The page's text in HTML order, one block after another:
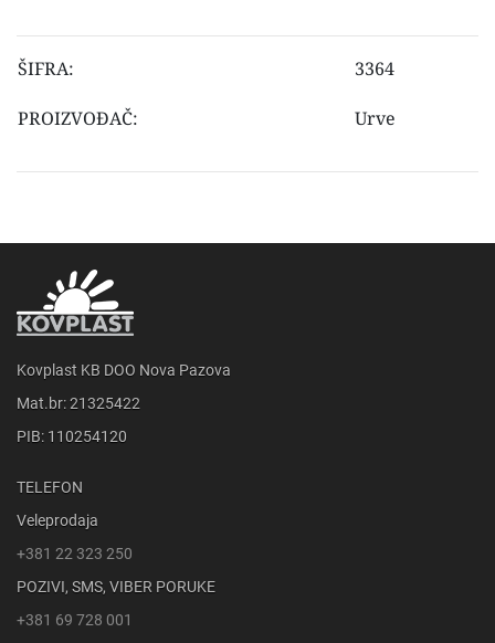
ŠIFRA: 3364
PROIZVOĐAČ: Urve
Kovplast KB DOO Nova Pazova
Mat.br: 21325422
PIB: 110254120
TELEFON
Veleprodaja
+381 22 323 250
POZIVI, SMS, VIBER PORUKE
+381 69 728 001